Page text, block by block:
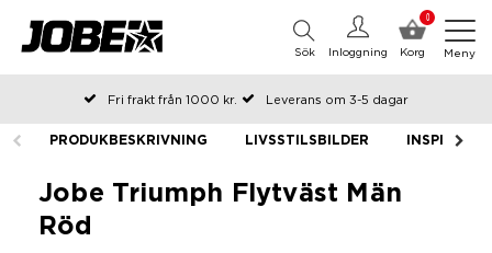
0
Korg
Inloggning
Sök Meny
Fri frakt från 1000 kr.
Leverans om 3-5 dagar
Beställda före kl 12 på arbetsdagar, skickas samma dag
Betala efteråt eller i delar
PRODUKBESKRIVNING LIVSSTILSBILDER
Jobe Triumph Flytväst Män
Röd